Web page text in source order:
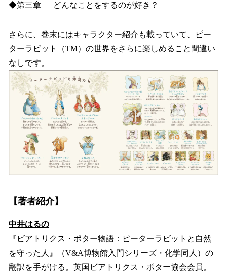
◆第三章 どんなことをするのが好き？
さらに、巻末にはキャラクター紹介も載っていて、ピー
ターラビット（TM）の世界をさらに楽しめること間違い
なしです。
【著者紹介】
中井はるの
『ビアトリクス・ポター物語：ピーターラビットと自然
を守った人』（V&A博物館入門シリーズ・化学同人）の
翻訳を手がける。英国ビアトリクス・ポター協会会員。